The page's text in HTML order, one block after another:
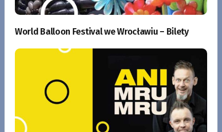
World Balloon Festival we Wrocławiu – Bilety